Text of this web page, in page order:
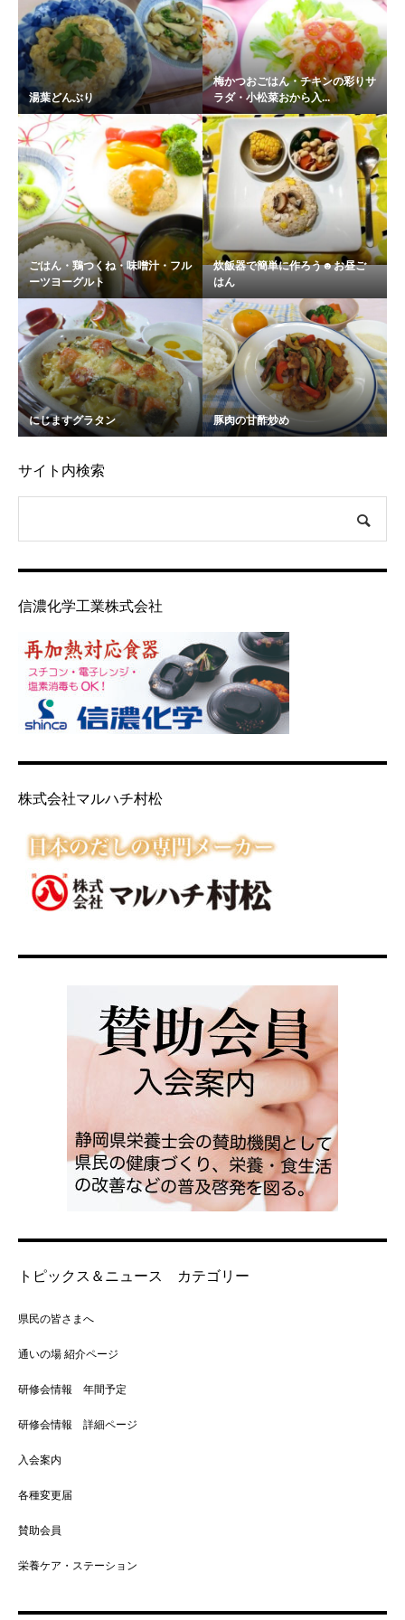
湯葉どんぶり
梅かつおごはん・チキンの彩りサ
ラダ・小松菜おから入...
ごはん・鶏つくね・味噌汁・フル
ーツヨーグルト
炊飯器で簡単に作ろう☻お昼ご
はん
にじますグラタン 豚肉の甘酢炒め
サイト内検索
信濃化学工業株式会社
株式会社マルハチ村松
トピックス＆ニュース カテゴリー
県民の皆さまへ
通いの場 紹介ページ
研修会情報 年間予定
研修会情報 詳細ページ
入会案内
各種変更届
賛助会員
栄養ケア・ステーション